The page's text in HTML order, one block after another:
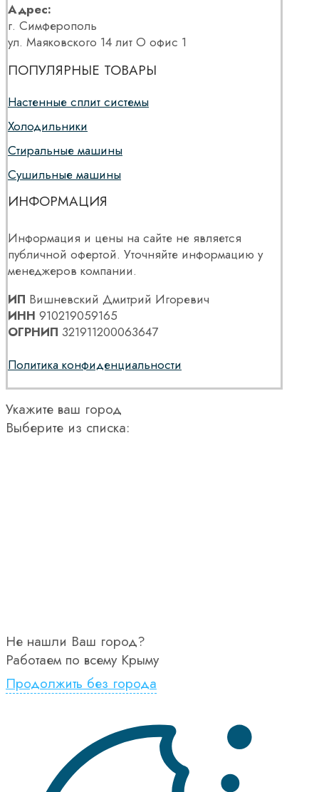
Адрес:
г. Симферополь
ул. Маяковского 14 лит О офис 1
ПОПУЛЯРНЫЕ ТОВАРЫ
Настенные сплит системы
Холодильники
Стиральные машины
Сушильные машины
ИНФОРМАЦИЯ
Информация и цены на сайте не является
публичной офертой. Уточняйте информацию у
менеджеров компании.
ИП Вишневский Дмитрий Игоревич
ИНН 910219059165
ОГРНИП 321911200063647
Политика конфиденциальности
Укажите ваш город
Выберите из списка:
Не нашли Ваш город?
Работаем по всему Крыму
Продолжить без города